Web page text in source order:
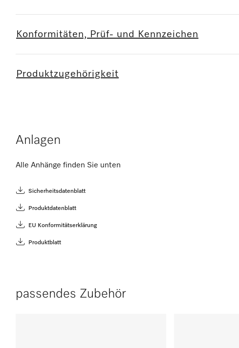
Konformitäten, Prüf- und Kennzeichen
Produktzugehörigkeit
Anlagen
Alle Anhänge finden Sie unten
Sicherheitsdatenblatt
Produktdatenblatt
EU Konformitätserklärung
Produktblatt
passendes Zubehör